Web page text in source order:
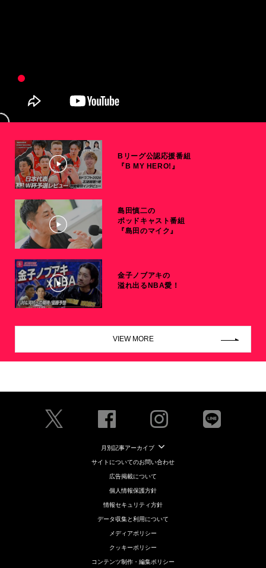
Bリーグ公認応援番組
『B MY HERO!』
島田慎二の
ポッドキャスト番組
『島田のマイク』
金子ノブアキの
溢れ出るNBA愛！
VIEW MORE
月別記事アーカイブ
サイトについてのお問い合わせ
広告掲載について
個人情報保護方針
情報セキュリティ方針
データ収集と利用について
メディアポリシー
クッキーポリシー
コンテンツ制作・編集ポリシー